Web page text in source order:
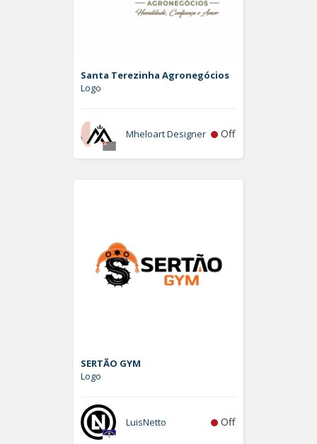
Santa Terezinha Agronegócios
Logo
Mheloart Designer Off
SERTÃO GYM
Logo
LuisNetto Off